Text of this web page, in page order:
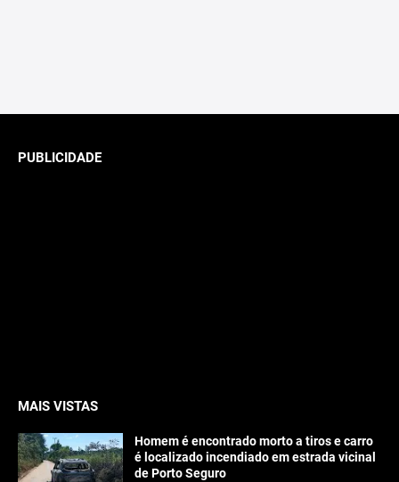
PUBLICIDADE
MAIS VISTAS
Homem é encontrado morto a tiros e carro
é localizado incendiado em estrada vicinal
de Porto Seguro